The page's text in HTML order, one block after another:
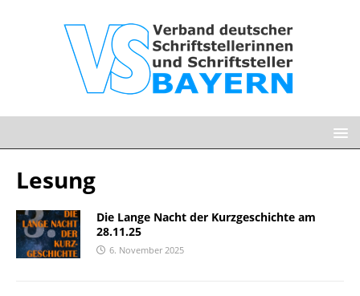
Lesung
Die Lange Nacht der Kurzgeschichte am
28.11.25
6. November 2025